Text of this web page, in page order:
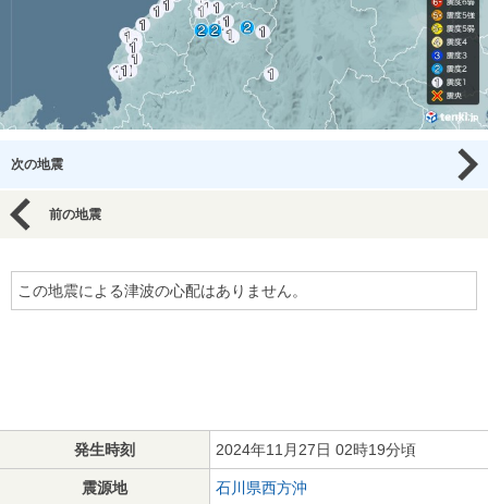
次の地震
前の地震
この地震による津波の心配はありません。
発生時刻 2024年11月27日 02時19分頃
震源地 石川県西方沖